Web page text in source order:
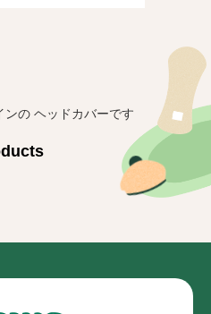
ンの ヘッドカバーです